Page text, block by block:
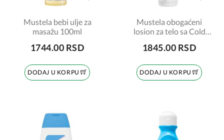
Mustela bebi ulje za
masažu 100ml
1744.00 RSD
DODAJ U KORPU
Mustela obogaćeni
losion za telo sa Cold
1845.00 RSD
DODAJ U KORPU